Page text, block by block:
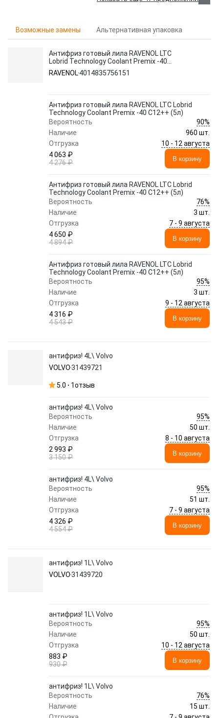
Возможные замены Альтернативная упаковка
Антифриз готовый лила RAVENOL LTC
Lobrid Technology Coolant Premix -40
C12++ (5л)
RAVENOL4014835756151
Антифриз готовый лила RAVENOL LTC Lobrid
Technology Coolant Premix -40 C12++ (5л)
Вероятность
90%
Наличие
960 шт.
Отгрузка
10 - 12 августа
4 063 ₽
4 276 ₽
В корзину
Антифриз готовый лила RAVENOL LTC Lobrid
Technology Coolant Premix -40 C12++ (5л)
Вероятность
76%
Наличие
3 шт.
Отгрузка
7 - 9 августа
4 650 ₽
4 894 ₽
В корзину
Антифриз готовый лила RAVENOL LTC Lobrid
Technology Coolant Premix -40 C12++ (5л)
Вероятность
95%
Наличие
3 шт.
Отгрузка
9 - 12 августа
4 316 ₽
4 543 ₽
В корзину
антифриз! 4L\ Volvo
VOLVO31439721
5.0 1отзыв
антифриз! 4L\ Volvo
Вероятность
95%
Наличие
50 шт.
Отгрузка
8 - 10 августа
2 993 ₽
3 150 ₽
В корзину
антифриз! 4L\ Volvo
Вероятность
95%
Наличие
51 шт.
Отгрузка
7 - 9 августа
4 326 ₽
4 554 ₽
В корзину
антифриз! 1L\ Volvo
VOLVO31439720
антифриз! 1L\ Volvo
Вероятность
95%
Наличие
50 шт.
Отгрузка
10 - 12 августа
883 ₽
930 ₽
В корзину
антифриз! 1L\ Volvo
Вероятность
76%
Наличие
15 шт.